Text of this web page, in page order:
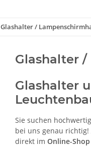
Glashalter /
Glashalter
Glashalter
Sie suchen
bei uns genau
direkt im Online-Shop